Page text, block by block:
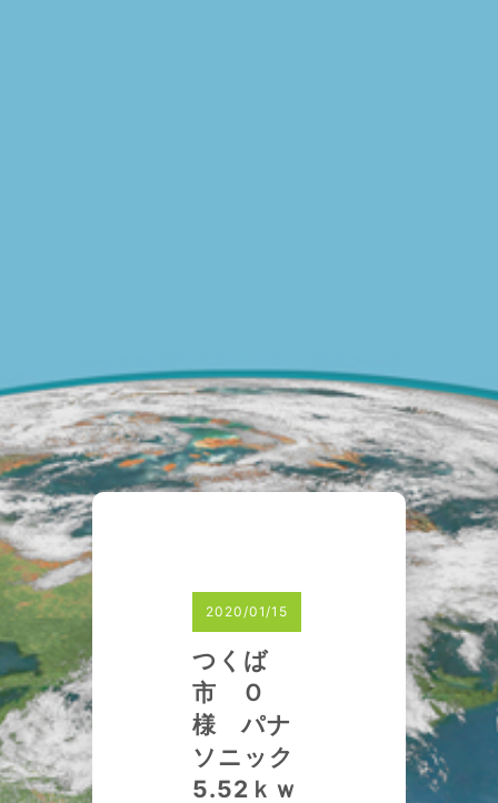
2020/01/15
つくば
市 Ｏ
様 パナ
ソニック
5.52ｋｗ